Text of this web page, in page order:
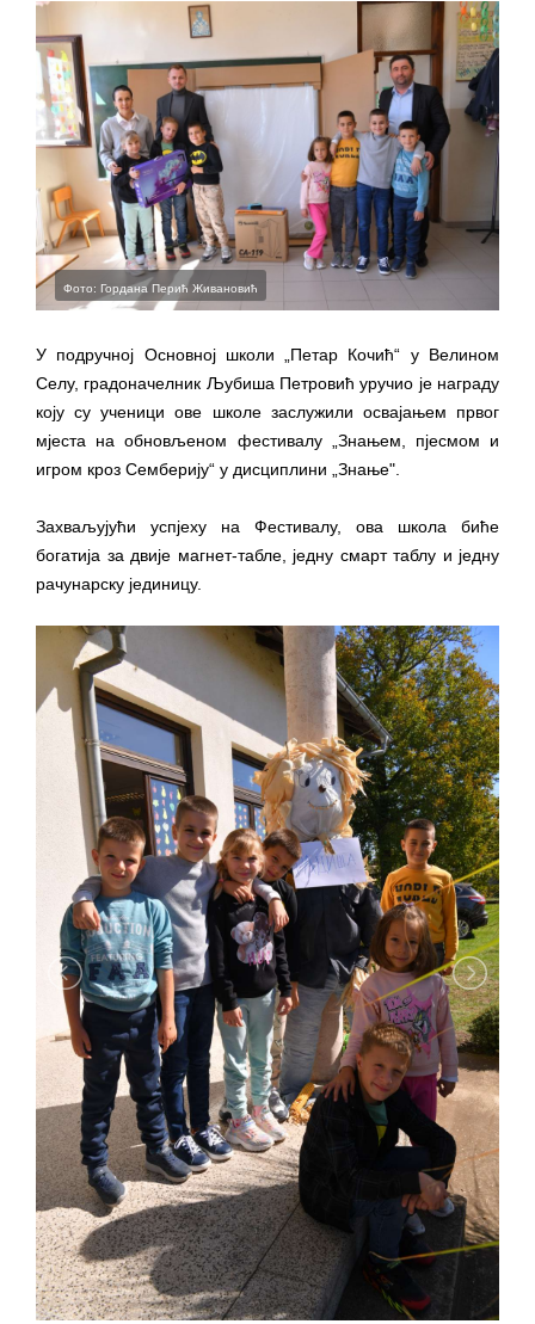
ПРЕЛИМИНАРНA РАНГ ЛИСТA
КАНДИДАТА КОЈИ СУ ОСТВАРИЛИ ПРАВО
НА ГРАДСКИ МЈЕСЕЧНИ БОРАЧКИ
ДОДАТАК ЗА ДЕМОБИЛИСАНЕ БОРЦЕ
ВОЈСКЕ РЕПУБЛИКЕ СРПСКЕ У СТАЊУ
СОЦИЈАЛНЕ ПОТРЕБЕ
ЈАВНИ ПОЗИВ ЗА НАЈЉЕПШЕ УРЕЂЕНО
ДВОРИШТЕ ИНДИВИДУАЛНИХ
ДОМАЋИНСТАВА, ДВОРИШТЕ
ПРОСТОР У МЈЕСНИМ ЗАЈЕДНИЦАМА НА
ТЕРИТОРИЈИ ГРАДА БИЈЕЉИНА
Обавјештење за предузетника - Гојко
Богуновић
помоћ за набавку школског прибора
гориво доступни од 13. марта до 15.
новембра
Захтјев за издавање ПОНОСНЕ КАРТИЦЕ
Обавјештење о забрани саобраћаја 6. и
7. августа
Обавјештење за предузетника - Вера
Ујић
Фото: Гордана Перић Живановић
У подручној Основној школи „Петар Кочић“ у Велином
Селу, градоначелник Љубиша Петровић уручио је награду
коју су ученици ове школе заслужили освајањем првог
мјеста на обновљеном фестивалу „Знањем, пјесмом и
игром кроз Семберију“ у дисциплини „Знање".
Захваљујући успјеху на Фестивалу, ова школа биће
богатија за двије магнет-табле, једну смарт таблу и једну
рачунарску јединицу.